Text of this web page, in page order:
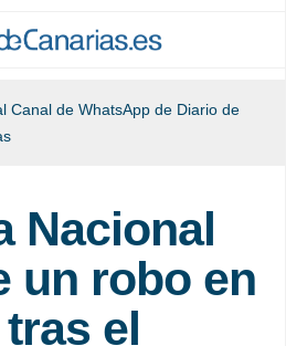
Canal de WhatsApp de Diario de
Nacional
un robo en
el